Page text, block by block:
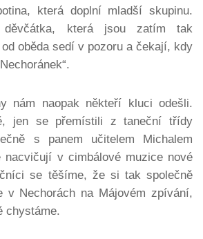
která doplní mladší skupinu.
děvčátka, která jsou zatím tak
oběda sedí v pozoru a čekají, kdy
nám naopak někteří kluci odešli.
jen se přemístili z taneční třídy
s panem učitelem Michalem
nacvičují v cimbálové muzice nové
se těšíme, že si tak společně
v Nechorách na Májovém zpívání,
chystáme.